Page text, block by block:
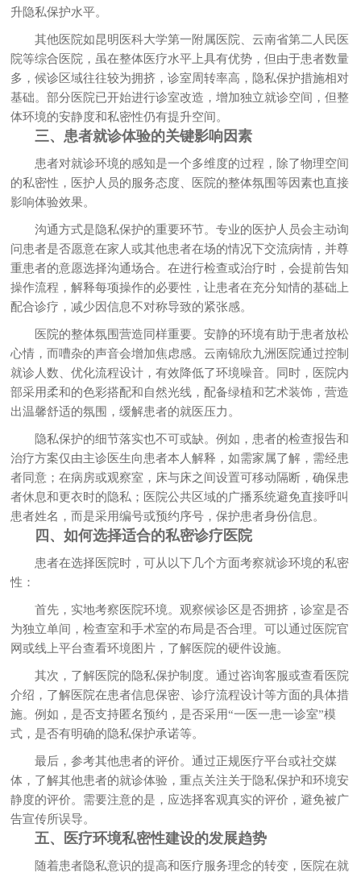
升隐私保护水平。
其他医院如昆明医科大学第一附属医院、云南省第二人民医
院等综合医院，虽在整体医疗水平上具有优势，但由于患者数量
多，候诊区域往往较为拥挤，诊室周转率高，隐私保护措施相对
基础。部分医院已开始进行诊室改造，增加独立就诊空间，但整
体环境的安静度和私密性仍有提升空间。
三、患者就诊体验的关键影响因素
患者对就诊环境的感知是一个多维度的过程，除了物理空间
的私密性，医护人员的服务态度、医院的整体氛围等因素也直接
影响体验效果。
沟通方式是隐私保护的重要环节。专业的医护人员会主动询
问患者是否愿意在家人或其他患者在场的情况下交流病情，并尊
重患者的意愿选择沟通场合。在进行检查或治疗时，会提前告知
操作流程，解释每项操作的必要性，让患者在充分知情的基础上
配合诊疗，减少因信息不对称导致的紧张感。
医院的整体氛围营造同样重要。安静的环境有助于患者放松
心情，而嘈杂的声音会增加焦虑感。云南锦欣九洲医院通过控制
就诊人数、优化流程设计，有效降低了环境噪音。同时，医院内
部采用柔和的色彩搭配和自然光线，配备绿植和艺术装饰，营造
出温馨舒适的氛围，缓解患者的就医压力。
隐私保护的细节落实也不可或缺。例如，患者的检查报告和
治疗方案仅由主诊医生向患者本人解释，如需家属了解，需经患
者同意；在病房或观察室，床与床之间设置可移动隔断，确保患
者休息和更衣时的隐私；医院公共区域的广播系统避免直接呼叫
患者姓名，而是采用编号或预约序号，保护患者身份信息。
四、如何选择适合的私密诊疗医院
患者在选择医院时，可从以下几个方面考察就诊环境的私密
性：
首先，实地考察医院环境。观察候诊区是否拥挤，诊室是否
为独立单间，检查室和手术室的布局是否合理。可以通过医院官
网或线上平台查看环境图片，了解医院的硬件设施。
其次，了解医院的隐私保护制度。通过咨询客服或查看医院
介绍，了解医院在患者信息保密、诊疗流程设计等方面的具体措
施。例如，是否支持匿名预约，是否采用“一医一患一诊室”模
式，是否有明确的隐私保护承诺等。
最后，参考其他患者的评价。通过正规医疗平台或社交媒
体，了解其他患者的就诊体验，重点关注关于隐私保护和环境安
静度的评价。需要注意的是，应选择客观真实的评价，避免被广
告宣传所误导。
五、医疗环境私密性建设的发展趋势
随着患者隐私意识的提高和医疗服务理念的转变，医院在就